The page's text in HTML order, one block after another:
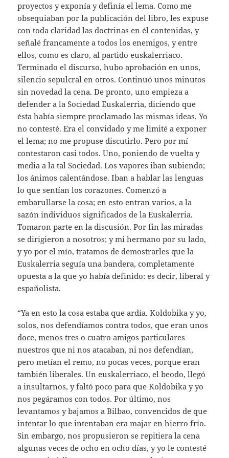
proyectos y exponía y definía el lema. Como me
obsequiaban por la publicación del libro, les expuse
con toda claridad las doctrinas en él contenidas, y
señalé francamente a todos los enemigos, y entre
ellos, como es claro, al partido euskalerriaco.
Terminado el discurso, hubo aprobación en unos,
silencio sepulcral en otros. Continuó unos minutos
sin novedad la cena. De pronto, uno empieza a
defender a la Sociedad Euskalerria, diciendo que
ésta había siempre proclamado las mismas ideas. Yo
no contesté. Era el convidado y me limité a exponer
el lema; no me propuse discutirlo. Pero por mí
contestaron casi todos. Uno, poniendo de vuelta y
media a la tal Sociedad. Los vapores iban subiendo;
los ánimos calentándose. Iban a hablar las lenguas
lo que sentían los corazones. Comenzó a
embarullarse la cosa; en esto entran varios, a la
sazón individuos significados de la Euskalerria.
Tomaron parte en la discusión. Por fin las miradas
se dirigieron a nosotros; y mi hermano por su lado,
y yo por el mío, tratamos de demostrarles que la
Euskalerria seguía una bandera, completamente
opuesta a la que yo había definido: es decir, liberal y
españolista.
“Ya en esto la cosa estaba que ardía. Koldobika y yo,
solos, nos defendíamos contra todos, que eran unos
doce, menos tres o cuatro amigos particulares
nuestros que ni nos atacaban, ni nos defendían,
pero metían el remo, no pocas veces, porque eran
también liberales. Un euskalerriaco, el beodo, llegó
a insultarnos, y faltó poco para que Koldobika y yo
nos pegáramos con todos. Por último, nos
levantamos y bajamos a Bilbao, convencidos de que
intentar lo que intentaban era majar en hierro frío.
Sin embargo, nos propusieron se repitiera la cena
algunas veces de ocho en ocho días, y yo le contesté